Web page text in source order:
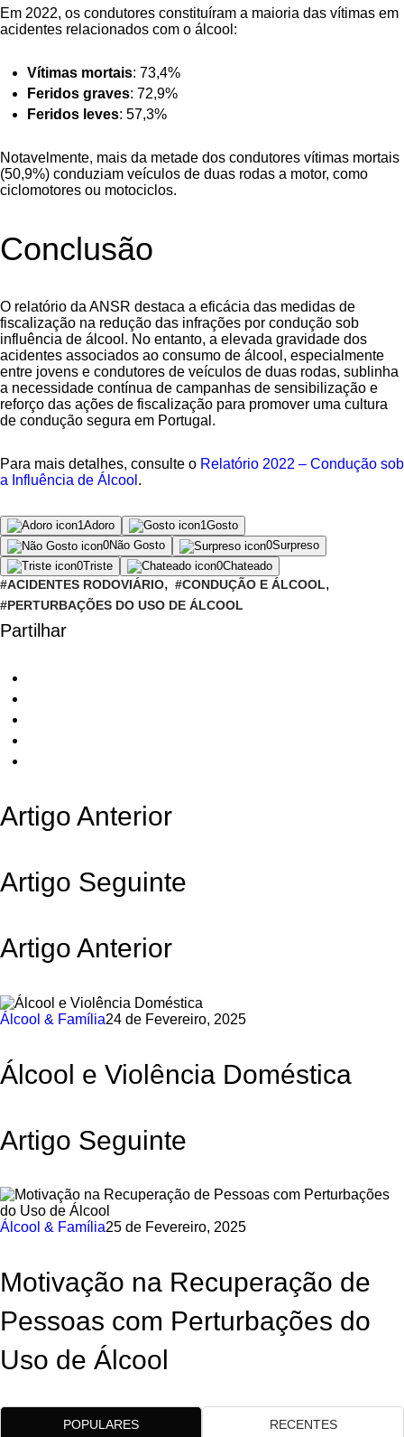
Em 2022, os condutores constituíram a maioria das vítimas em
acidentes relacionados com o álcool:
Vítimas mortais: 73,4%
Feridos graves: 72,9%
Feridos leves: 57,3%
Notavelmente, mais da metade dos condutores vítimas mortais
(50,9%) conduziam veículos de duas rodas a motor, como
ciclomotores ou motociclos.
Conclusão
O relatório da ANSR destaca a eficácia das medidas de
fiscalização na redução das infrações por condução sob
influência de álcool. No entanto, a elevada gravidade dos
acidentes associados ao consumo de álcool, especialmente
entre jovens e condutores de veículos de duas rodas, sublinha
a necessidade contínua de campanhas de sensibilização e
reforço das ações de fiscalização para promover uma cultura
de condução segura em Portugal.
Para mais detalhes, consulte o Relatório 2022 – Condução sob
a Influência de Álcool .
1 Adoro 1 Gosto
0Não Gosto 0Surpreso
0Triste 0Chateado
ACIDENTES RODOVIÁRIO
CONDUÇÃO E ÁLCOOL
PERTURBAÇÕES DO USO DE ÁLCOOL
Partilhar
Artigo Anterior
Artigo Seguinte
Artigo Anterior
Álcool & Família24 de Fevereiro, 2025
Álcool e Violência Doméstica
Artigo Seguinte
Álcool & Família25 de Fevereiro, 2025
Motivação na Recuperação de
Pessoas com Perturbações do
Uso de Álcool
POPULARES RECENTES